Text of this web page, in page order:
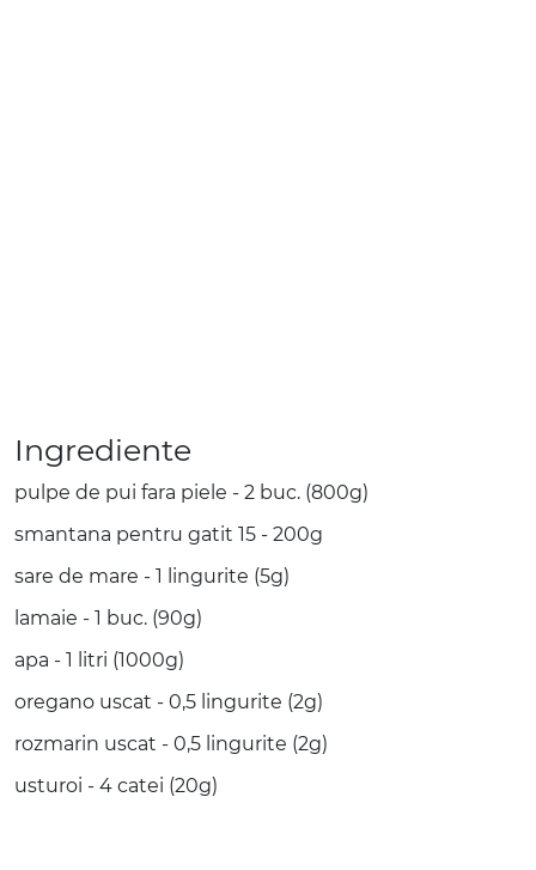
Ingrediente
pulpe de pui fara piele - 2 buc. (800g)
smantana pentru gatit 15 - 200g
sare de mare - 1 lingurite (5g)
lamaie - 1 buc. (90g)
apa - 1 litri (1000g)
oregano uscat - 0,5 lingurite (2g)
rozmarin uscat - 0,5 lingurite (2g)
usturoi - 4 catei (20g)